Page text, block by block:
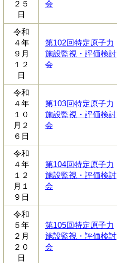
２５
日
会
令和
４年
９月
１２
日
第102回特定原子力
施設監視・評価検討
会
令和
４年
１０
月２
６日
第103回特定原子力
施設監視・評価検討
会
令和
４年
１２
月１
９日
第104回特定原子力
施設監視・評価検討
会
令和
５年
２月
２０
日
第105回特定原子力
施設監視・評価検討
会